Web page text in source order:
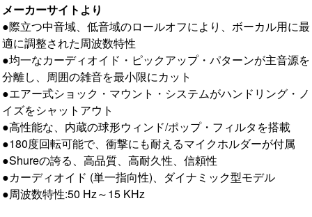
メーカーサイトより
●際立つ中音域、低音域のロールオフにより、ボーカル用に最
適に調整された周波数特性
●均一なカーディオイド・ピックアップ・パターンが主音源を
分離し、周囲の雑音を最小限にカット
●エアー式ショック・マウント・システムがハンドリング・ノ
イズをシャットアウト
●高性能な、内蔵の球形ウィンド/ポップ・フィルタを搭載
●180度回転可能で、衝撃にも耐えるマイクホルダーが付属
●Shureの誇る、高品質、高耐久性、信頼性
●カーディオイド (単一指向性)、ダイナミック型モデル
●周波数特性:50 Hz～15 KHz